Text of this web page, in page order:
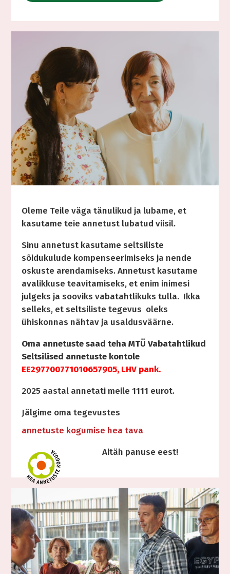
Oleme Teile väga tänulikud ja lubame, et
kasutame teie annetust lubatud viisil.
Sinu annetust kasutame seltsiliste
sõidukulude kompenseerimiseks ja nende
oskuste arendamiseks. Annetust kasutame
avalikkuse teavitamiseks, et enim inimesi
julgeks ja sooviks vabatahtlikuks tulla. Ikka
selleks, et seltsiliste tegevus oleks
ühiskonnas nähtav ja usaldusväärne.
Oma annetuste saad teha MTÜ Vabatahtlikud
Seltsilised annetuste kontole
EE297700771010657905, LHV pank.
2025 aastal annetati meile 1111 eurot.
Jälgime oma tegevustes
annetuste kogumise hea tava
Aitäh panuse eest!